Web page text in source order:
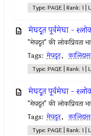
Type: PAGE | Rank: 1 |
मेघदूत पूर्वमेघा -
"मेघदूत" की लोकप्रियता
Tags: मेघदूत, कालिदास
Type: PAGE | Rank: 1 |
मेघदूत पूर्वमेघा -
"मेघदूत" की लोकप्रियता
Tags: मेघदूत, कालिदास
Type: PAGE | Rank: 1 |